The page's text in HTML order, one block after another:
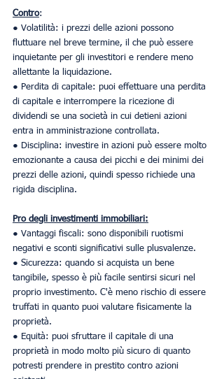
Contro:
● Volatilità: i prezzi delle azioni possono
fluttuare nel breve termine, il che può essere
inquietante per gli investitori e rendere meno
allettante la liquidazione.
● Perdita di capitale: puoi effettuare una perdita
di capitale e interrompere la ricezione di
dividendi se una società in cui detieni azioni
entra in amministrazione controllata.
● Disciplina: investire in azioni può essere molto
emozionante a causa dei picchi e dei minimi dei
prezzi delle azioni, quindi spesso richiede una
rigida disciplina.
Pro degli investimenti immobiliari:
● Vantaggi fiscali: sono disponibili ruotismi
negativi e sconti significativi sulle plusvalenze.
● Sicurezza: quando si acquista un bene
tangibile, spesso è più facile sentirsi sicuri nel
proprio investimento. C'è meno rischio di essere
truffati in quanto puoi valutare fisicamente la
proprietà.
● Equità: puoi sfruttare il capitale di una
proprietà in modo molto più sicuro di quanto
potresti prendere in prestito contro azioni